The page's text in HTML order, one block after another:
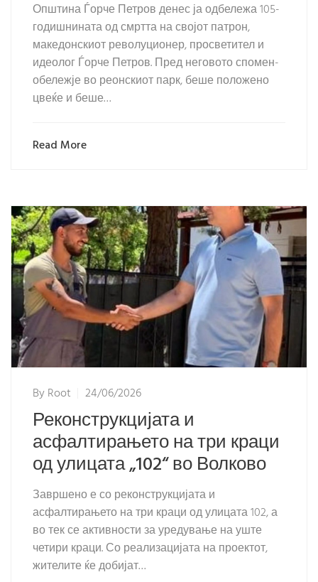
Општина Ѓорче Петров денес ја одбележа 105-
годишнината од смртта на својот патрон,
македонскиот револуционер, просветител и
идеолог Ѓорче Петров. Пред неговото спомен-
обележје во реонскиот парк, беше положено
цвеќе и беше…
Read More
ByRoot 24/06/2026
Реконструкцијата и
асфалтирањето на три краци
од улицата „102“ во Волково
Завршено е со реконструкцијата и
асфалтирањето на три краци од улицата 102, а
во тек се активности за уредување на уште
четири краци. Со реализацијата на проектот,
жителите ќе добијат…